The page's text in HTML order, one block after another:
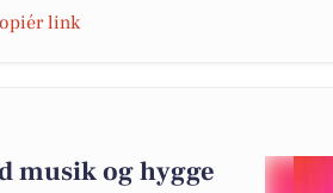
link
musik og hygge